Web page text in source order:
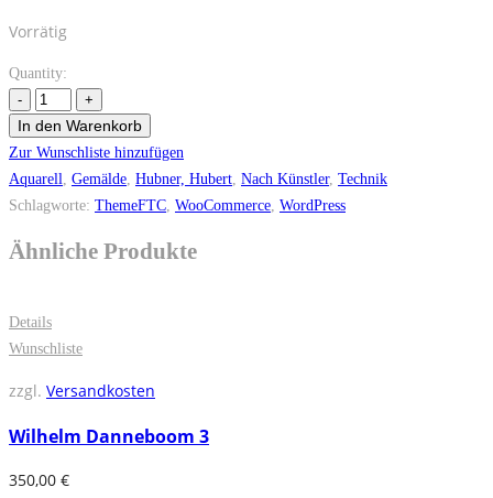
Vorrätig
Quantity:
In den Warenkorb
Zur Wunschliste hinzufügen
Aquarell Gemälde Hubner, Hubert Nach Künstler, Technik
Schlagworte: ThemeFTC WooCommerce WordPress
Ähnliche Produkte
Details
Wunschliste
zzgl. Versandkosten
Wilhelm Danneboom 3
350,00 €